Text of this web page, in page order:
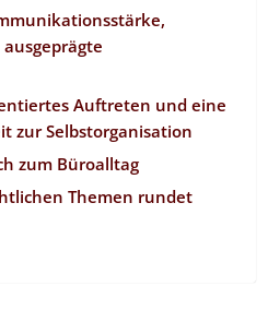
Auftreten und eine
zur Selbstorganisation
zum Büroalltag
Themen rundet